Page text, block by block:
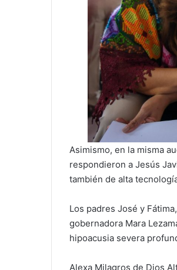
Asimismo, en la misma
respondieron a Jesús
también de alta
Los padres José y
gobernadora Mara
hipoacusia severa
Alexa Milagros de Dios